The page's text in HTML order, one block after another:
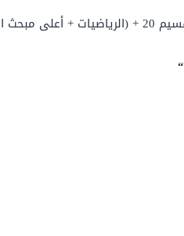
المعدل = (اللغة العربية + اللغة الإنجليزية + التربية
“